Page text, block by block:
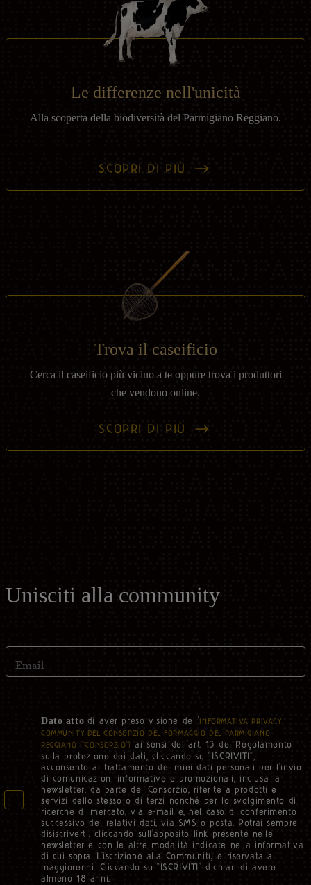
Le differenze nell'unicità
Alla scoperta della biodiversità del Parmigiano Reggiano.
SCOPRI DI PIÙ
Trova il caseificio
Cerca il caseificio più vicino a te oppure trova i produttori
che vendono online.
SCOPRI DI PIÙ
Unisciti alla community
Email
Dato atto di aver preso visione dell'INFORMATIVA PRIVACY
COMMUNITY DEL CONSORZIO DEL FORMAGGIO DEL PARMIGIANO
REGGIANO (“CONSORZIO”) ai sensi dell'art. 13 del Regolamento
sulla protezione dei dati, cliccando su “ISCRIVITI”,
acconsento al trattamento dei miei dati personali per l’invio
di comunicazioni informative e promozionali, inclusa la
newsletter, da parte del Consorzio, riferite a prodotti e
servizi dello stesso o di terzi nonché per lo svolgimento di
ricerche di mercato, via e-mail e, nel caso di conferimento
successivo dei relativi dati, via SMS o posta. Potrai sempre
disiscriverti, cliccando sull’apposito link presente nelle
newsletter e con le altre modalità indicate nella informativa
di cui sopra. L’iscrizione alla Community è riservata ai
maggiorenni. Cliccando su “ISCRIVITI” dichiari di avere
almeno 18 anni.